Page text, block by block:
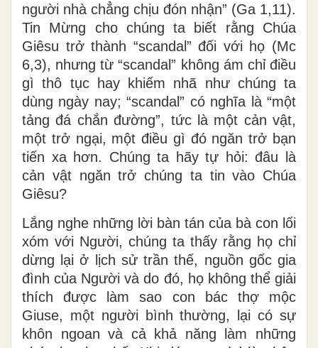
người nhà chẳng chịu đón nhận” (Ga 1,11).
Tin Mừng cho chúng ta biết rằng Chúa
Giêsu trở thành “scandal” đối với họ (Mc
6,3), nhưng từ “scandal” không ám chỉ điều
gì thô tục hay khiếm nhã như chúng ta
dùng ngày nay; “scandal” có nghĩa là “một
tảng đá chắn đường”, tức là một cản vật,
một trở ngại, một điều gì đó ngăn trở bạn
tiến xa hơn. Chúng ta hãy tự hỏi: đâu là
cản vật ngăn trở chúng ta tin vào Chúa
Giêsu?
Lắng nghe những lời bàn tán của bà con lối
xóm với Người, chúng ta thấy rằng họ chỉ
dừng lại ở lịch sử trần thế, nguồn gốc gia
đình của Người và do đó, họ không thể giải
thích được làm sao con bác thợ mộc
Giuse, một người bình thường, lại có sự
khôn ngoan và cả khả năng làm những